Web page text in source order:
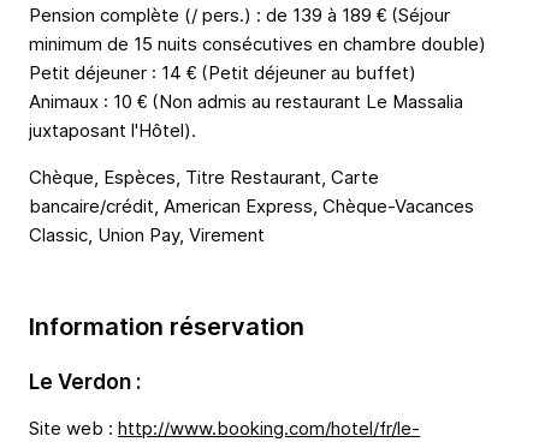
Pension complète (/ pers.) : de 139 à 189 € (Séjour
minimum de 15 nuits consécutives en chambre double)
Petit déjeuner : 14 € (Petit déjeuner au buffet)
Animaux : 10 € (Non admis au restaurant Le Massalia
juxtaposant l'Hôtel).
Chèque, Espèces, Titre Restaurant, Carte
bancaire/crédit, American Express, Chèque-Vacances
Classic, Union Pay, Virement
Information réservation
Le Verdon :
Site web : http://www.booking.com/hotel/fr/le-